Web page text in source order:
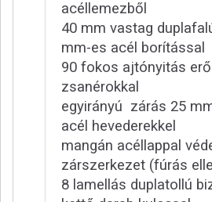
acéllemezből
40 mm vastag
mm-es acél borítással
90 fokos ajtónyitás
zsanérokkal
egyirányú zárás 25
acél hevederekkel
mangán acéllappal
zárszerkezet (fúrás
8 lamellás duplatollú